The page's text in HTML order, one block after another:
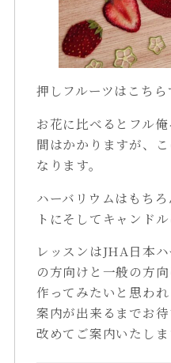
押しフルーツはこちら
お花に比べるとフル
間はかかりますが、
なります。
ハーバリウムはもち
トにそしてキャンド
レッスンはJHA日本
の方向けと一般の方
作ってみたいと思わ
案内が出来るまでお待
改めてご案内いたし